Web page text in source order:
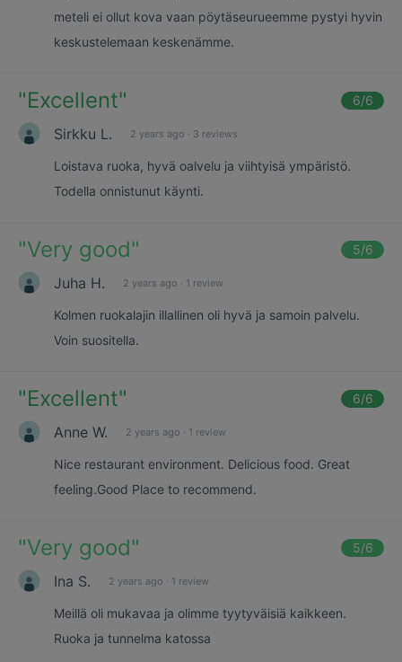
meteli ei ollut kova vaan pöytäseurueemme pystyi hyvin
keskustelemaan keskenämme.
"Excellent" 6/6
Sirkku L. 2 years ago · 3 reviews
Loistava ruoka, hyvä oalvelu ja viihtyisä ympäristö.
Todella onnistunut käynti.
"Very good" 5/6
Juha H. 2 years ago · 1 review
Kolmen ruokalajin illallinen oli hyvä ja samoin palvelu.
Voin suositella.
"Excellent" 6/6
Anne W. 2 years ago · 1 review
Nice restaurant environment. Delicious food. Great
feeling.Good Place to recommend.
"Very good" 5/6
Ina S. 2 years ago · 1 review
Meillä oli mukavaa ja olimme tyytyväisiä kaikkeen.
Ruoka ja tunnelma katossa